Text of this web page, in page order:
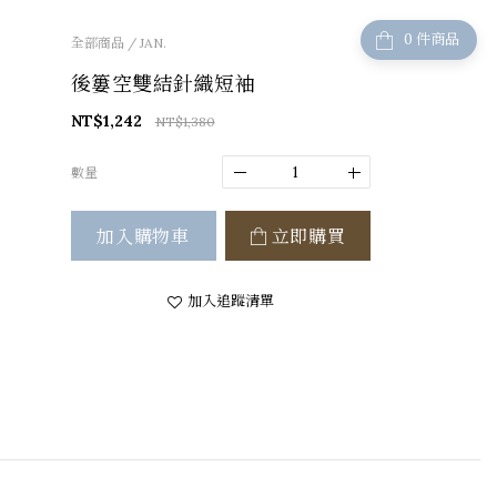
件商品
全部商品 / JAN.
後簍空雙結針織短袖
NT$1,380
NT$1,242
數量
加入購物車 立即購買
加入追蹤清單